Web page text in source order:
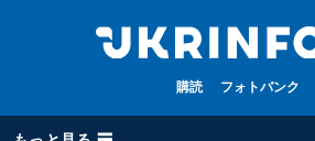
購読 フォトバンク